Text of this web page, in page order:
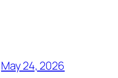
May 24, 2026